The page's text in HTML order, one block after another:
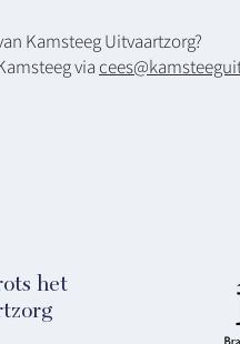
Kamsteeg Uitvaartzorg?
via
het